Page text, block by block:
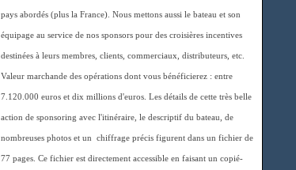
pays abordés (plus la France). Nous mettons aussi le bateau et son
équipage au service de nos sponsors pour des croisières incentives
destinées à leurs membres, clients, commerciaux, distributeurs, etc.
Valeur marchande des opérations dont vous bénéficierez : entre
7.120.000 euros et dix millions d'euros. Les détails de cette très belle
action de sponsoring avec l'itinéraire, le descriptif du bateau, de
nombreuses photos et un chiffrage précis figurent dans un fichier de
77 pages. Ce fichier est directement accessible en faisant un copié-